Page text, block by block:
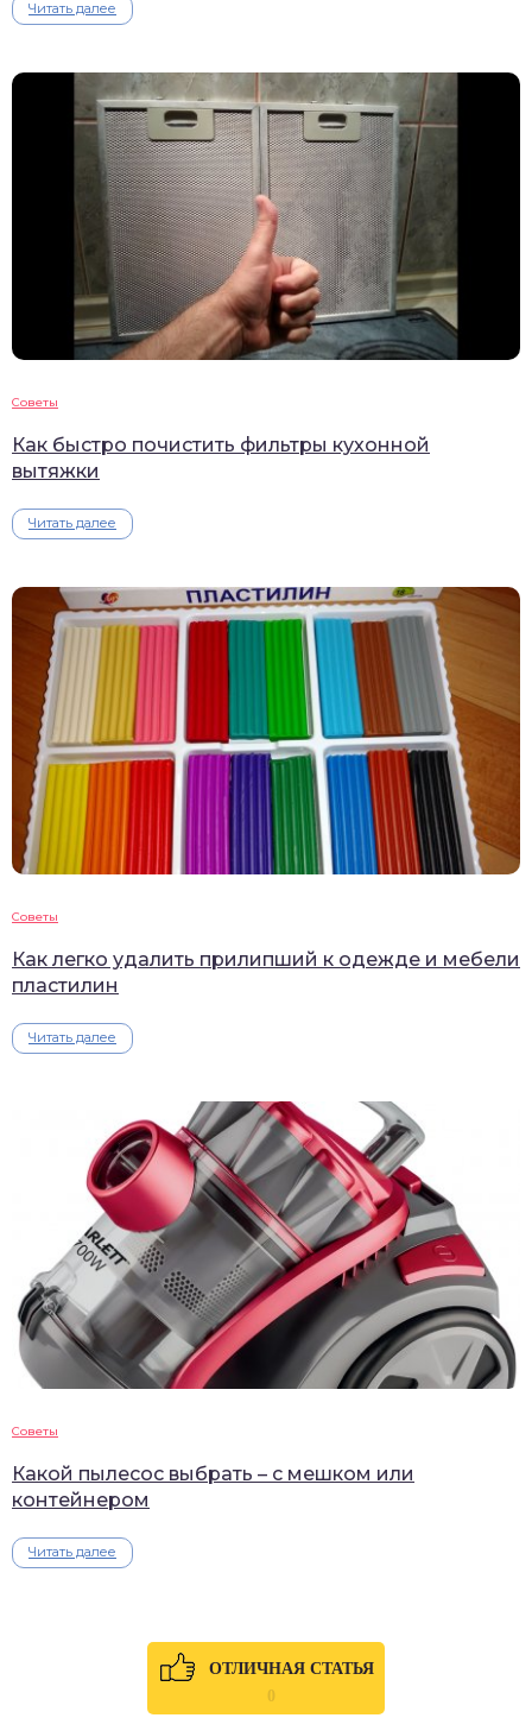
Читать далее
Советы
Как быстро почистить фильтры кухонной
вытяжки
Читать далее
Советы
Как легко удалить прилипший к одежде и мебели
пластилин
Читать далее
Советы
Какой пылесос выбрать – с мешком или
контейнером
Читать далее
ОТЛИЧНАЯ СТАТЬЯ
0